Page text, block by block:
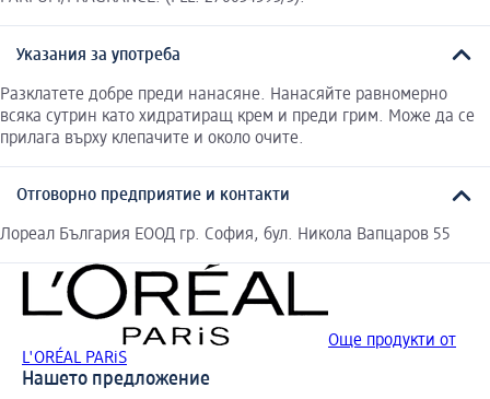
Указания за употреба
Разклатете добре преди нанасяне. Нанасяйте равномерно
всяка сутрин като хидратиращ крем и преди грим. Може да се
прилага върху клепачите и около очите.
Отговорно предприятие и контакти
Лореал България ЕООД гр. София, бул. Никола Вапцаров 55
Още продукти от
L'ORÉAL PARiS
Нашето предложение